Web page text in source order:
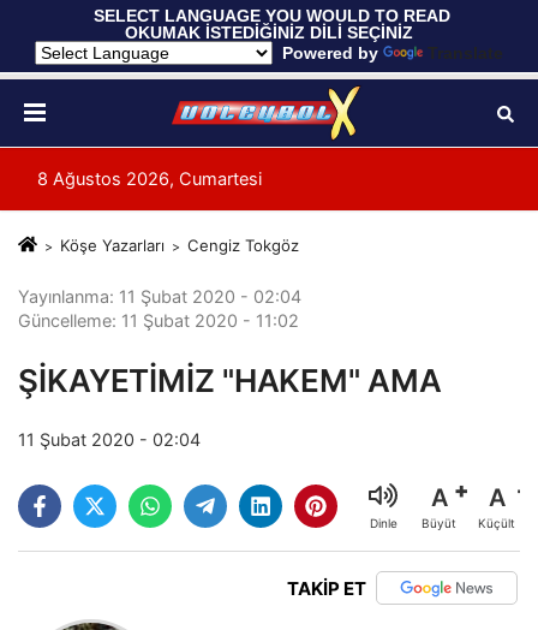
SELECT LANGUAGE YOU WOULD TO READ
OKUMAK İSTEDİĞİNİZ DİLİ SEÇİNİZ
Powered by
Translate
8 Ağustos 2026, Cumartesi
Köşe Yazarları Cengiz Tokgöz
Yayınlanma: 11 Şubat 2020 - 02:04
Güncelleme: 11 Şubat 2020 - 11:02
ŞİKAYETİMİZ "HAKEM" AMA
11 Şubat 2020 - 02:04
Dinle
A
Büyüt
A
Küçült
TAKİP ET